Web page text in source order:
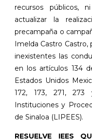
recursos públicos,
actualizar la
precampaña o
Imelda Castro
inexistentes las
en los artículos 134
Estados Unidos
172, 173, 271,
Instituciones y
de Sinaloa (LIPEES).
RESUELVE IEES